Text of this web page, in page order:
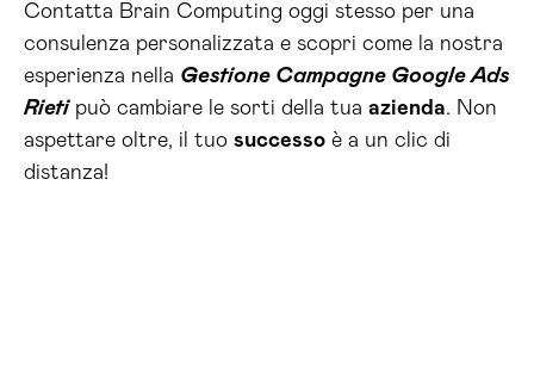
Contatta Brain Computing oggi stesso per una
consulenza personalizzata e scopri come la nostra
esperienza nella Gestione Campagne Google Ads
Rietipuò cambiare le sorti della tua azienda. Non
aspettare oltre, il tuo successo è a un clic di
distanza!